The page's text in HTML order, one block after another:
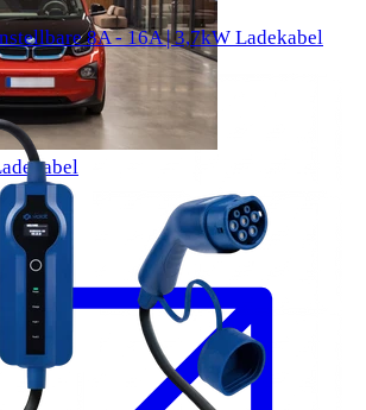
8A - 16A | 3,7kW Ladekabel